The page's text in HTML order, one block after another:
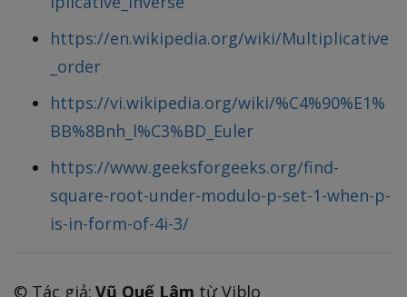
https://en.wikipedia.org/wiki/Multiplicative
_order
https://vi.wikipedia.org/wiki/%C4%90%E1%
BB%8Bnh_l%C3%BD_Euler
https://www.geeksforgeeks.org/find-
square-root-under-modulo-p-set-1-when-p-
is-in-form-of-4i-3/
©️ Tác giả:Vũ Quế Lâm từ Viblo